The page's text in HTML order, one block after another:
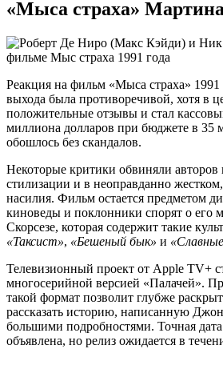
«Мыса страха»
Реакция на фильм «Мыса страха» 1991
выхода была противоречивой, хотя в
положительные отзывы и стал
миллиона долларов при бюджете в 35
обошлось без скандалов.
Некоторые критики обвиняли авторов
стилизации и в неоправданно
насилия. Фильм остается предметом
киноведы и поклонники спорят о его
Скорсезе, которая содержит такие
«Таксист», «Бешеный бык» и
Телевизионный проект от Apple TV+
многосерийной версией «Палачей».
такой формат позволит глубже
рассказать историю, написанную
большими подробностями. Точная
объявлена, но релиз ожидается в